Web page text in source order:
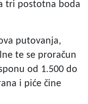
tri postotna boda
putovanja,
te se proračun
od 1.500 do
i piće čine